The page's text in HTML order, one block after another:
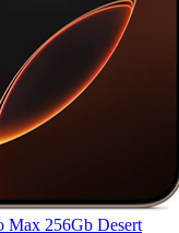
Max 256Gb Desert